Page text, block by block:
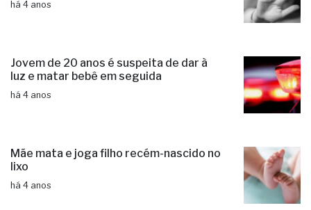
há 4 anos
Jovem de 20 anos é suspeita de dar à
luz e matar bebê em seguida
há 4 anos
Mãe mata e joga filho recém-nascido no
lixo
há 4 anos